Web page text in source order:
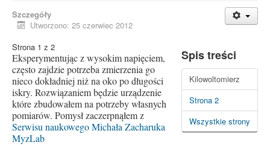
Szczegóły
Utworzono: 25 czerwiec 2012
Spis treści
Kilowoltomierz
Strona 2
Wszystkie strony
Strona 1 z 2
Eksperymentując z wysokim napięciem,
często zajdzie potrzeba zmierzenia go
nieco dokładniej niż na oko po długości
iskry. Rozwiązaniem będzie urządzenie
które zbudowałem na potrzeby własnych
pomiarów. Pomysł zaczerpnąłem z
Serwisu naukowego Michała Zacharuka
MyzLab